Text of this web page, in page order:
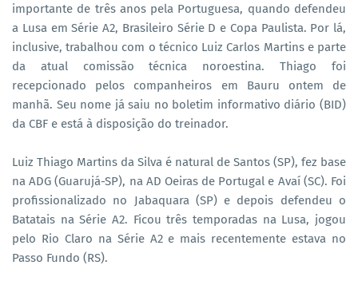
importante de três anos pela Portuguesa, quando defendeu
a Lusa em Série A2, Brasileiro Série D e Copa Paulista. Por lá,
inclusive, trabalhou com o técnico Luiz Carlos Martins e parte
da atual comissão técnica noroestina. Thiago foi
recepcionado pelos companheiros em Bauru ontem de
manhã. Seu nome já saiu no boletim informativo diário (BID)
da CBF e está à disposição do treinador.
Luiz Thiago Martins da Silva é natural de Santos (SP), fez base
na ADG (Guarujá-SP), na AD Oeiras de Portugal e Avaí (SC). Foi
profissionalizado no Jabaquara (SP) e depois defendeu o
Batatais na Série A2. Ficou três temporadas na Lusa, jogou
pelo Rio Claro na Série A2 e mais recentemente estava no
Passo Fundo (RS).